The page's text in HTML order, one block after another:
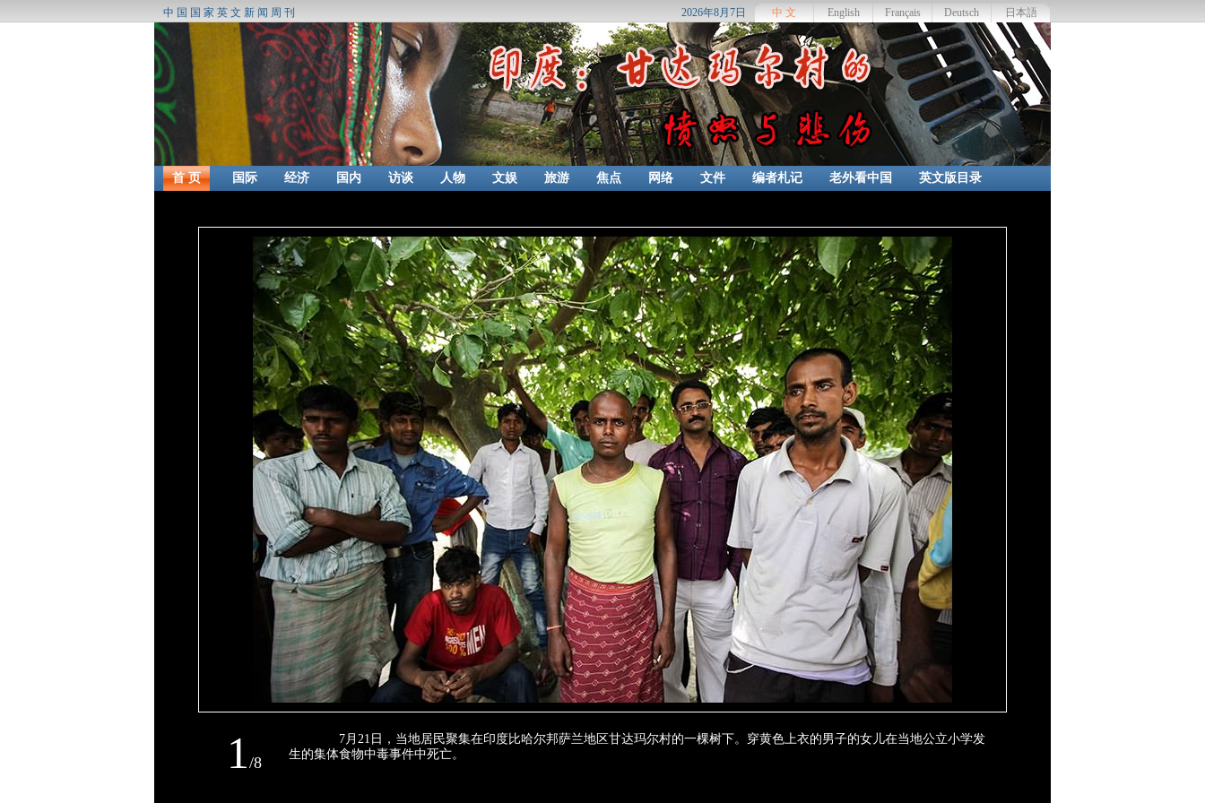
中国国家英文新闻周刊 日本語
Deutsch
Français
English
中 文
2026年8月7日
首 页 国际 经济 国内 访谈 人物 文娱 旅游 焦点 网络 文件 编者札记 老外看中国 英文版目录
1/8
7月21日，当地居民聚集在印度比哈尔邦萨兰地区甘达玛尔村的一棵树下。穿黄色上衣的男子的女儿在当地公立小学发
生的集体食物中毒事件中死亡。